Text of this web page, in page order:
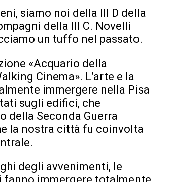
siamo noi della III D della
della III C. Novelli
un tuffo nel passato.
«Acquario della
Cinema». L’arte e la
immergere nella Pisa
sugli edifici, che
della Seconda Guerra
la nostra città fu coinvolta
degli avvenimenti, le